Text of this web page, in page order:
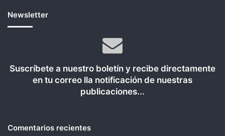
Newsletter
Suscríbete a nuestro boletín y recibe directamente
en tu correo lla notificación de nuestras
publicaciones...
Comentarios recientes